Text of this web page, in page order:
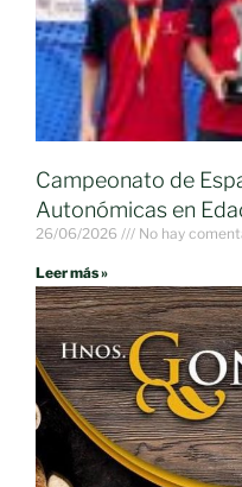
Campeonato de
Autonómicas en
26/06/2026 No hay
Leer más »